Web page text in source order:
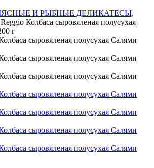
И РЫБНЫЕ ДЕЛИКАТЕСЫ,
Колбаса сыровяленая полусухая
г